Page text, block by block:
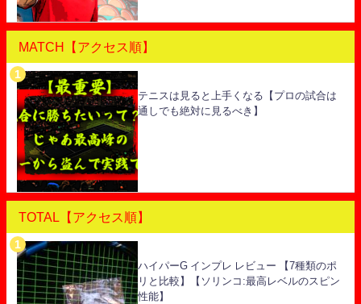
MATCH【アクセス順】
テニスは見ると上手くなる【プロの試合は
通しでも絶対に見るべき】
TOTAL【アクセス順】
ハイパーG インプレ レビュー 【7種類のポ
リと比較】【ソリンコ:最高レベルのスピン
性能】